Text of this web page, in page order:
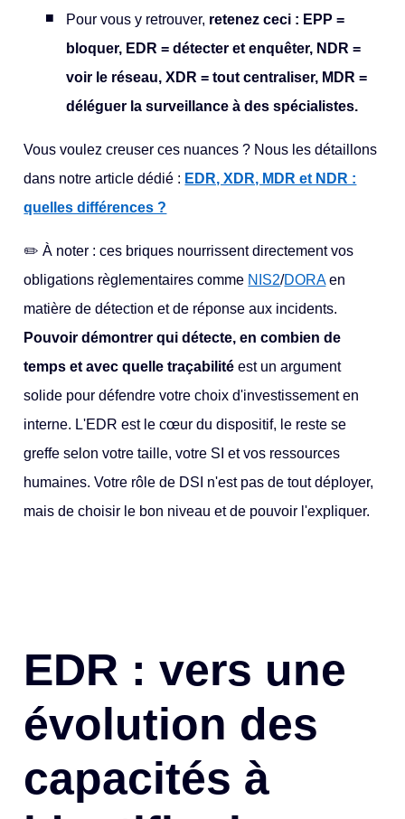
Pour vous y retrouver, retenez ceci : EPP =
bloquer, EDR = détecter et enquêter, NDR =
voir le réseau, XDR = tout centraliser, MDR =
déléguer la surveillance à des spécialistes.
Vous voulez creuser ces nuances ? Nous les détaillons
dans notre article dédié : EDR, XDR, MDR et NDR :
quelles différences ?
✏️ À noter : ces briques nourrissent directement vos
obligations règlementaires comme NIS2/DORAen
matière de détection et de réponse aux incidents.
Pouvoir démontrer qui détecte, en combien de
temps et avec quelle traçabilité est un argument
solide pour défendre votre choix d'investissement en
interne. L'EDR est le cœur du dispositif, le reste se
greffe selon votre taille, votre SI et vos ressources
humaines. Votre rôle de DSI n'est pas de tout déployer,
mais de choisir le bon niveau et de pouvoir l'expliquer.
EDR : vers une
évolution des
capacités à